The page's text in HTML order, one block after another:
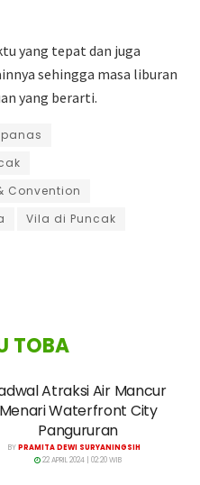
yang tepat dan juga
sehingga masa liburan
yang berarti.
Convention
Vila di Puncak
TOBA
Atraksi Air Mancur
Menari Waterfront City
Pangururan
BYPRAMITA DEWI SURYANINGSIH
22 APRIL 2024 | 02:20 WIB